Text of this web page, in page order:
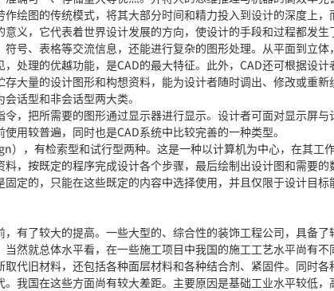
绘图的传统模式，将其大部分时间和精力投入到设计的深度上，
义，它代表着世界设计发展的方向，使设计的手段和过程都发生
、表格等交流信息，还能进行复杂的图形处理。从平面到立体
处理的优越功能，是CAD的最大特征。此外，CAD还可根据设计
大量的设计图形和构想资料，能为设计者随时调出、修改或重新
话型和非会话型两大类。
把所需要的图形通过显示器进行显示。设计者可面对显示屏与
用较普遍，同时也是CAD系统中比较完善的一种类型。
，有检索型和试行型两种。这是一种以计算机为中心，在其工
，按既定的程序完成设计各个步骤，最后绘制出设计图和需要的
定的，只能在这些既定的内容中选择使用，并且仅限于设计目标
了较大的提高。一些大型的、综合性的装饰工程公司，具备了
然就总体水平看，在一些施工项目中我国的施工工艺水平尚有不
旧材料，还包括各种面层材料和各种结合剂、紧固件。同时各
我国在这些方面尚有较大差距。主要原因是基础工业水平较低，